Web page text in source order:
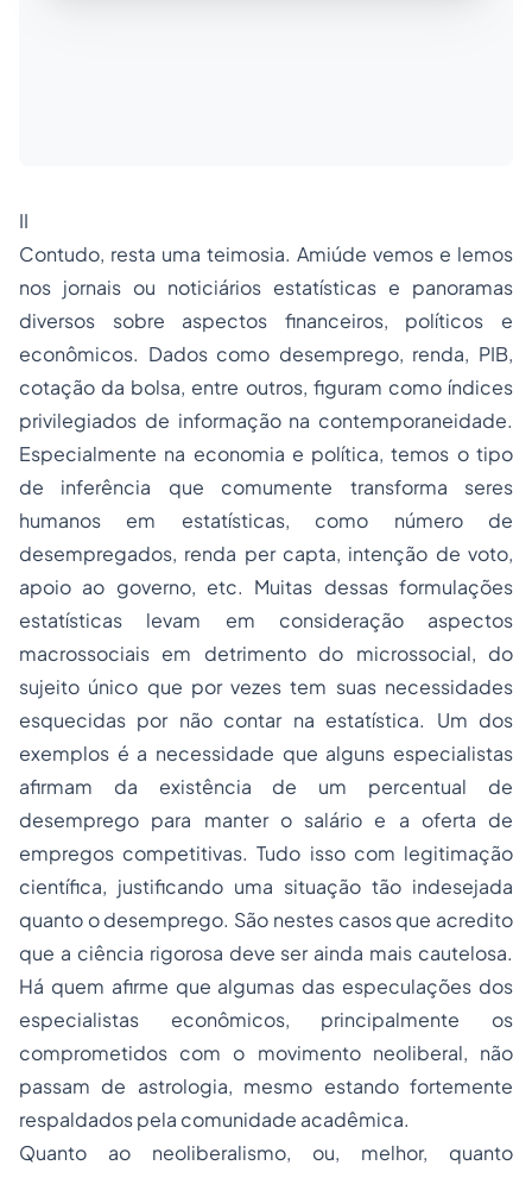
II
Contudo, resta uma teimosia. Amiúde vemos e lemos
nos jornais ou noticiários estatísticas e panoramas
diversos sobre aspectos financeiros, políticos e
econômicos. Dados como desemprego, renda, PIB,
cotação da bolsa, entre outros, figuram como índices
privilegiados de informação na contemporaneidade.
Especialmente na economia e política, temos o tipo
de inferência que comumente transforma seres
humanos em estatísticas, como número de
desempregados, renda per capta, intenção de voto,
apoio ao governo, etc. Muitas dessas formulações
estatísticas levam em consideração aspectos
macrossociais em detrimento do microssocial, do
sujeito único que por vezes tem suas necessidades
esquecidas por não contar na estatística. Um dos
exemplos é a necessidade que alguns especialistas
afirmam da existência de um percentual de
desemprego para manter o salário e a oferta de
empregos competitivas. Tudo isso com legitimação
científica, justificando uma situação tão indesejada
quanto o desemprego. São nestes casos que acredito
que a ciência rigorosa deve ser ainda mais cautelosa.
Há quem afirme que algumas das especulações dos
especialistas econômicos, principalmente os
comprometidos com o movimento neoliberal, não
passam de astrologia, mesmo estando fortemente
respaldados pela comunidade acadêmica.
Quanto ao neoliberalismo, ou, melhor, quanto